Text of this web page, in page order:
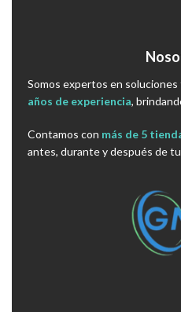
Somos expertos en
años de experiencia,
Contamos con más de 5
antes, durante y después de